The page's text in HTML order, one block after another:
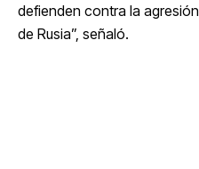
defienden contra la agresión
de Rusia”, señaló.